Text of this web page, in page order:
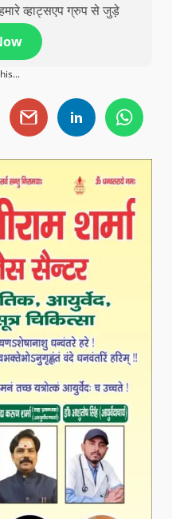
व्हाट्सएप ग्रुप से जुड़े